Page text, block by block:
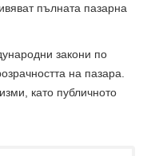
пълната пазарна
закони по
на пазара.
като публичното